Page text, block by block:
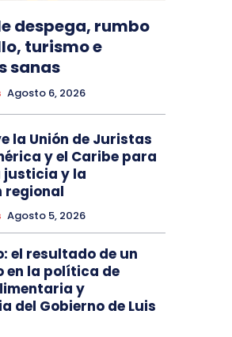
despega, rumbo
turismo e
sanas
Agosto 6, 2026
la Unión de Juristas
y el Caribe para
y la
regional
Agosto 5, 2026
el resultado de un
en la política de
y
del Gobierno de Luis